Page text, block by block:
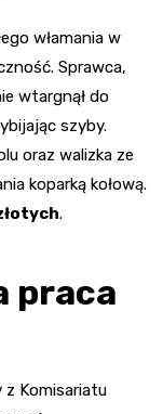
włamania w
Sprawca,
wtargnął do
szyby.
oraz walizka ze
koparką kołową.
.
praca
Komisariatu